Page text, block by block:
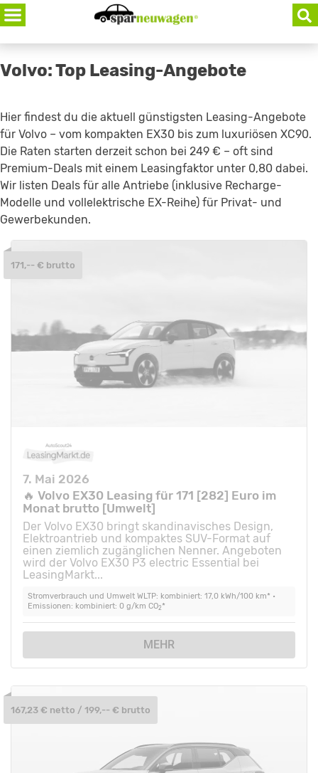
Skip
to
content
Volvo: Top Leasing-Angebote
Hier findest du die aktuell günstigsten Leasing-Angebote
für Volvo – vom kompakten EX30 bis zum luxuriösen XC90.
Die Raten starten derzeit schon bei 249 € – oft sind
Premium-Deals mit einem Leasingfaktor unter 0,80 dabei.
Wir listen Deals für alle Antriebe (inklusive Recharge-
Modelle und vollelektrische EX-Reihe) für Privat- und
Gewerbekunden.
7. Mai 2026
🔥 Volvo EX30 Leasing für 171 [282] Euro im
Monat brutto [Umwelt]
Der Volvo EX30 bringt skandinavisches Design,
Elektroantrieb und kompaktes SUV-Format auf
einen ziemlich zugänglichen Nenner. Angeboten
wird der Volvo EX30 P3 electric Essential bei
LeasingMarkt...
Stromverbrauch und Umwelt WLTP: kombiniert: 17,0 kWh/100 km* •
Emissionen: kombiniert: 0 g/km CO2*
MEHR
171,-- € brutto
167,23 € netto / 199,-- € brutto